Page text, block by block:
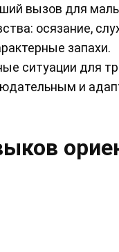
вызов для
осязание,
запахи.
ситуации для
и